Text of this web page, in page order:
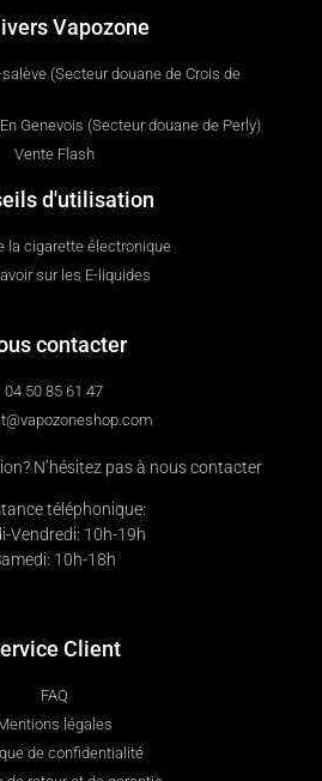
Vapozone
(Secteur douane de Crois de
Genevois (Secteur douane de Perly)
Vente Flash
d'utilisation
la cigarette électronique
sur les E-liquides
contacter
04 50 85 61 47
N’hésitez pas à nous contacter
téléphonique:
Vendredi: 10h-19h
10h-18h
Client
FAQ
légales
de confidentialité